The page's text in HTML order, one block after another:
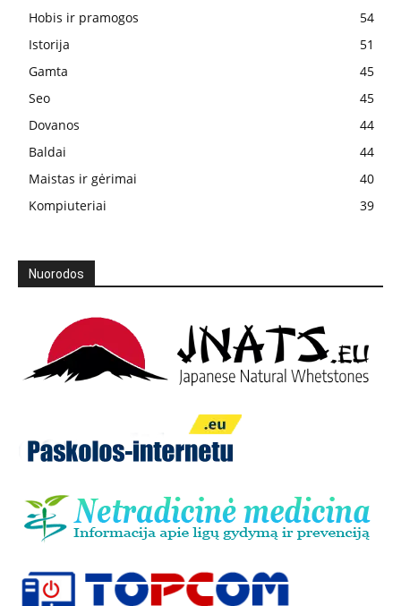
Hobis ir pramogos
54
Istorija
51
Gamta
45
Seo
45
Dovanos
44
Baldai
44
Maistas ir gėrimai
40
Kompiuteriai
39
Nuorodos